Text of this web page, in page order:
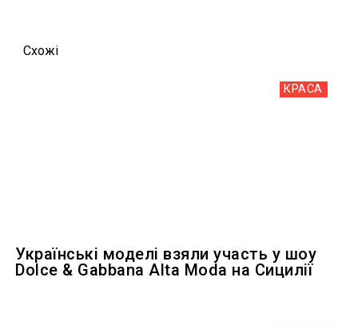
Схожi
КРАСА
Українські моделі взяли участь у шоу
Dolce & Gabbana Alta Moda на Сицилії